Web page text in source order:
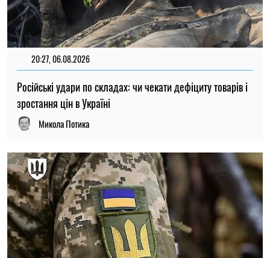
15:59, 06.08.2026
розрахунку майбутньої відстрочки
Ірина Де Люсто